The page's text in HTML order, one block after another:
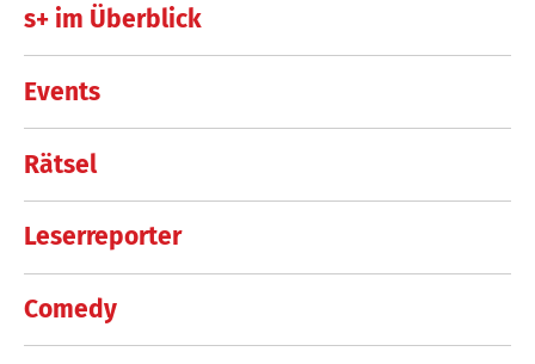
s+ im Überblick
Events
Rätsel
Leserreporter
Comedy